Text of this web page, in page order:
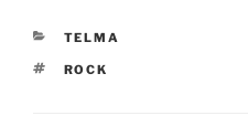
CATÉGORIES
TELMA
ÉTIQUETTES
ROCK